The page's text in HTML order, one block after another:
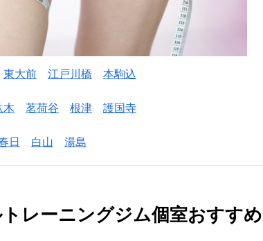
東大前 江戸川橋 本駒込
木 茗荷谷 根津 護国寺
日 白山 湯島
トレーニングジム個室おすすめ